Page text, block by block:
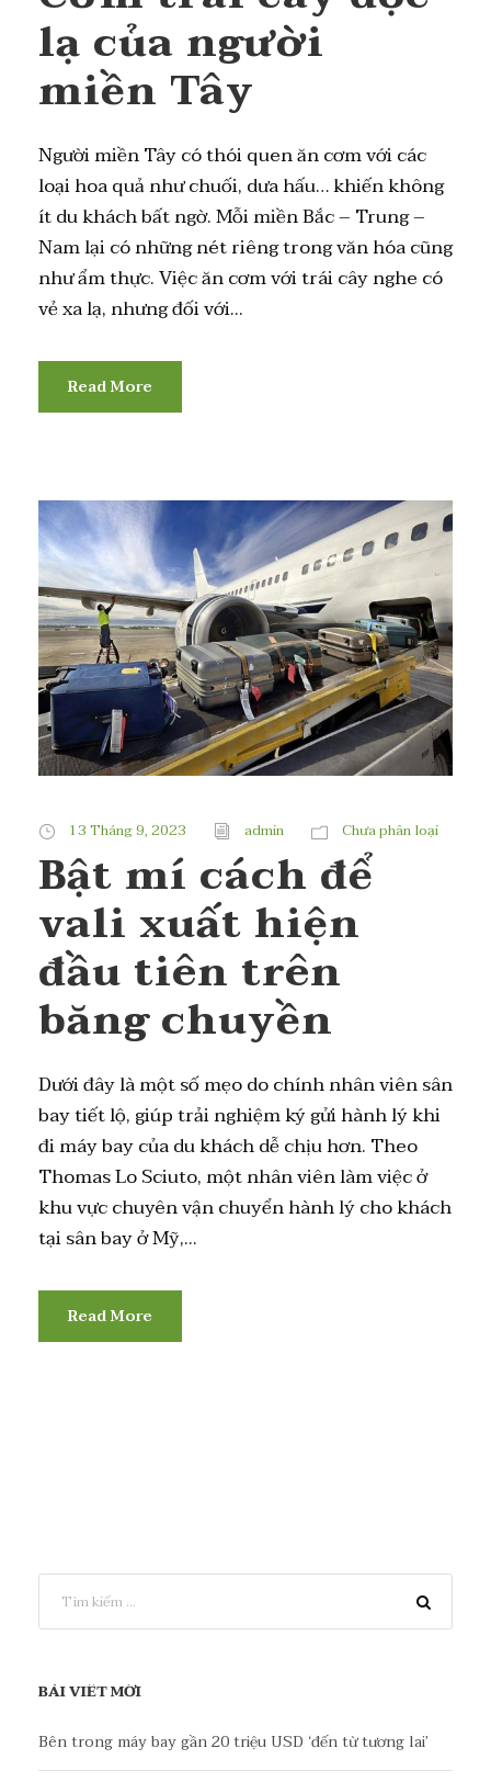
lạ của người
miền Tây
Người miền Tây có thói quen ăn cơm với các
loại hoa quả như chuối, dưa hấu… khiến không
ít du khách bất ngờ. Mỗi miền Bắc – Trung –
Nam lại có những nét riêng trong văn hóa cũng
như ẩm thực. Việc ăn cơm với trái cây nghe có
vẻ xa lạ, nhưng đối với...
Read More
13 Tháng 9, 2023 admin Chưa phân loại
Bật mí cách để
vali xuất hiện
đầu tiên trên
băng chuyền
Dưới đây là một số mẹo do chính nhân viên sân
bay tiết lộ, giúp trải nghiệm ký gửi hành lý khi
đi máy bay của du khách dễ chịu hơn. Theo
Thomas Lo Sciuto, một nhân viên làm việc ở
khu vực chuyên vận chuyển hành lý cho khách
tại sân bay ở Mỹ,...
Read More
BÀI VIẾT MỚI
Bên trong máy bay gần 20 triệu USD ‘đến từ tương lai’